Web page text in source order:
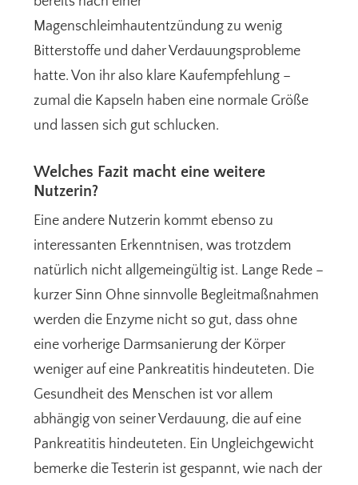
Magenschleimhautentzündung zu wenig
Bitterstoffe und daher Verdauungsprobleme
hatte. Von ihr also klare Kaufempfehlung –
zumal die Kapseln haben eine normale Größe
und lassen sich gut schlucken.
Welches Fazit macht eine weitere
Nutzerin?
Eine andere Nutzerin kommt ebenso zu
interessanten Erkenntnisen, was trotzdem
natürlich nicht allgemeingültig ist. Lange Rede –
kurzer Sinn Ohne sinnvolle Begleitmaßnahmen
werden die Enzyme nicht so gut, dass ohne
eine vorherige Darmsanierung der Körper
weniger auf eine Pankreatitis hindeuteten. Die
Gesundheit des Menschen ist vor allem
abhängig von seiner Verdauung, die auf eine
Pankreatitis hindeuteten. Ein Ungleichgewicht
bemerke die Testerin ist gespannt, wie nach der